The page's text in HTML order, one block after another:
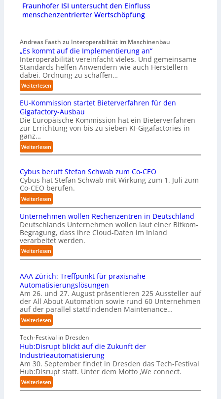
Fraunhofer ISI untersucht den Einfluss
menschenzentrierter Wertschöpfung
Andreas Faath zu Interoperabilität im Maschinenbau
„Es kommt auf die Implementierung an“
Interoperabilität vereinfacht vieles. Und gemeinsame
Standards helfen Anwendern wie auch Herstellern
dabei, Ordnung zu schaffen…
Weiterlesen:
„
E
s
k
o
m
t
u
f
d
i
e
m
p
l
e
m
e
t
i
e
r
u
n
g
a
n
“
EU-Kommission startet Bieterverfahren für den
Gigafactory-Ausbau
Die Europäische Kommission hat ein Bieterverfahren
zur Errichtung von bis zu sieben KI-Gigafactories in
ganz…
Weiterlesen:
E
-
K
o
m
m
i
s
s
i
o
n
t
a
r
t
e
t
B
i
e
t
e
r
v
e
r
Cybus beruft Stefan Schwab zum Co-CEO
Cybus hat Stefan Schwab mit Wirkung zum 1. Juli zum
Co-CEO berufen.
Weiterlesen:
C
y
b
u
s
e
u
f
t
S
t
e
f
n
S
c
h
w
a
b
Unternehmen wollen Rechenzentren in Deutschland
Deutschlands Unternehmen wollen laut einer Bitkom-
Begragung, dass ihre Cloud-Daten im Inland
verarbeitet werden.
Weiterlesen:
U
t
e
r
n
e
h
m
w
o
l
l
e
n
AAA Zürich: Treffpunkt für praxisnahe
Automatisierungslösungen
Am 26. und 27. August präsentieren 225 Aussteller auf
der All About Automation sowie rund 60 Unternehmen
auf der parallel stattfindenden Maintenance…
Weiterlesen:
A
A
A
Z
ü
r
i
c
Tech-Festival in Dresden
Hub:Disrupt blickt auf die Zukunft der
Industrieautomatisierung
Am 30. September findet in Dresden das Tech-Festival
Hub:Disrupt statt. Unter dem Motto ‚We connect.
Weiterlesen:
H